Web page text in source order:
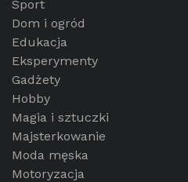
Sport
Dom i ogród
Edukacja
Eksperymenty
Gadżety
Hobby
Magia i sztuczki
Majsterkowanie
Moda męska
Motoryzacja